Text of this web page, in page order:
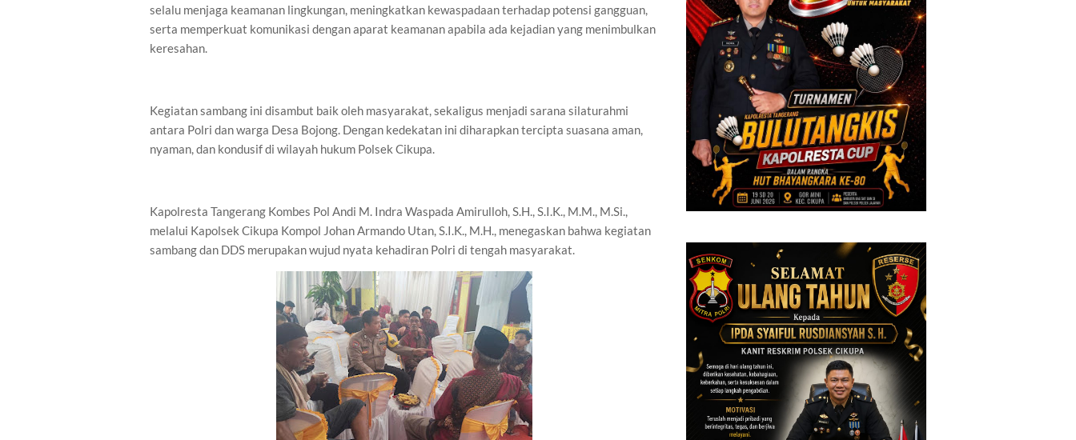
selalu menjaga keamanan lingkungan, meningkatkan kewaspadaan terhadap potensi gangguan,
serta memperkuat komunikasi dengan aparat keamanan apabila ada kejadian yang menimbulkan
keresahan.
Kegiatan sambang ini disambut baik oleh masyarakat, sekaligus menjadi sarana silaturahmi
antara Polri dan warga Desa Bojong. Dengan kedekatan ini diharapkan tercipta suasana aman,
nyaman, dan kondusif di wilayah hukum Polsek Cikupa.
Kapolresta Tangerang Kombes Pol Andi M. Indra Waspada Amirulloh, S.H., S.I.K., M.M., M.Si.,
melalui Kapolsek Cikupa Kompol Johan Armando Utan, S.I.K., M.H., menegaskan bahwa kegiatan
sambang dan DDS merupakan wujud nyata kehadiran Polri di tengah masyarakat.